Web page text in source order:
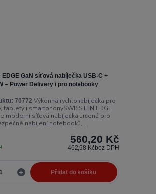
EDGE GaN síťová nabíječka USB-C +
– Power Delivery i pro notebooky
70772 Výkonná rychlonabíječka pro
tablety i smartphonySWISSTEN EDGE
moderní síťová nabíječka určená pro
nabíjení notebooků, ...
560,20 Kč
462,98 Kčbez DPH
Přidat do košíku